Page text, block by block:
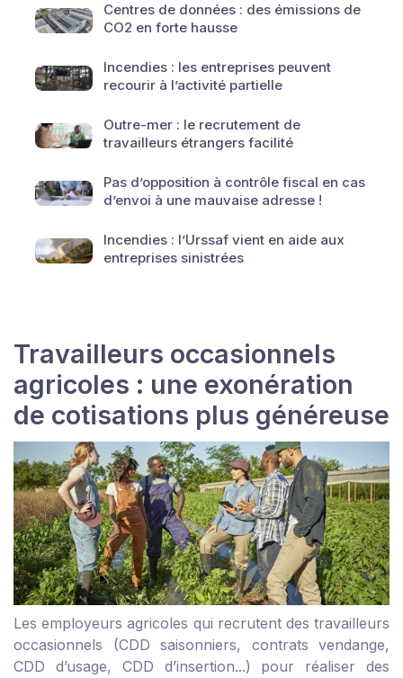
Centres de données : des émissions de
CO2 en forte hausse
Incendies : les entreprises peuvent
recourir à l’activité partielle
Outre-mer : le recrutement de
travailleurs étrangers facilité
Pas d’opposition à contrôle fiscal en cas
d’envoi à une mauvaise adresse !
Incendies : l’Urssaf vient en aide aux
entreprises sinistrées
Travailleurs occasionnels
agricoles : une exonération
de cotisations plus généreuse
Les employeurs agricoles qui recrutent des travailleurs
occasionnels (CDD saisonniers, contrats vendange,
CDD d’usage, CDD d’insertion...) pour réaliser des